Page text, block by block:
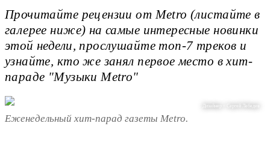
Прочитайте рецензии от Metro (листайте в
галерее ниже) на самые интересные новинки
этой недели, прослушайте топ-7 треков и
узнайте, кто же занял первое место в хит-
параде "Музыки Metro"
Дизайнер – Сергей Лебедев
Еженедельный хит-парад газеты Metro.